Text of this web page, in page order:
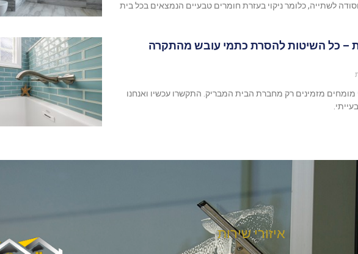
לשתייה, כלומר ניקוי בעזרת חומרים טבעיים הנמצאים בכל בית
– כל השיטות להסרת כתמי עובש מהתקרה
מומחים מזמינים רק מחברת הבית המבריק. התקשרו עכשיו ואנחנו
איזורי שירות